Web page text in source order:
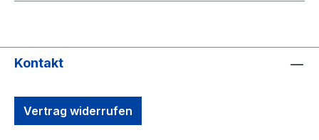
Kontakt
Vertrag widerrufen